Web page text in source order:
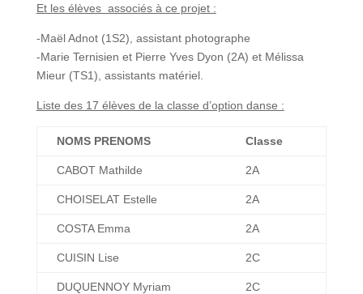
Et les élèves associés à ce projet :
-Maël Adnot (1S2), assistant photographe
-Marie Ternisien et Pierre Yves Dyon (2A) et Mélissa
Mieur (TS1), assistants matériel.
Liste des 17 élèves de la classe d’option danse :
NOMS PRENOMS Classe
CABOT Mathilde 2A
CHOISELAT Estelle 2A
COSTA Emma 2A
CUISIN Lise 2C
DUQUENNOY Myriam 2C